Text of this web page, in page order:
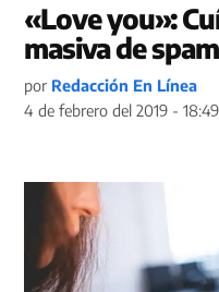
«Love you»:
masiva de
por Redacción En Línea
4 de febrero del 2019 -